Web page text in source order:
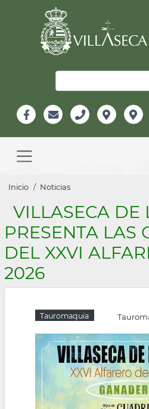
Información
Header
navigation
Sobrescribir
enlaces
de
ayuda
a
la
navegación
Inicio Noticias
VILLASECA DE
PRESENTA LAS
DEL XXVI
2026
Tauromaquia